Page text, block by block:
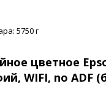
5750 г
цветное
WIFI, no ADF